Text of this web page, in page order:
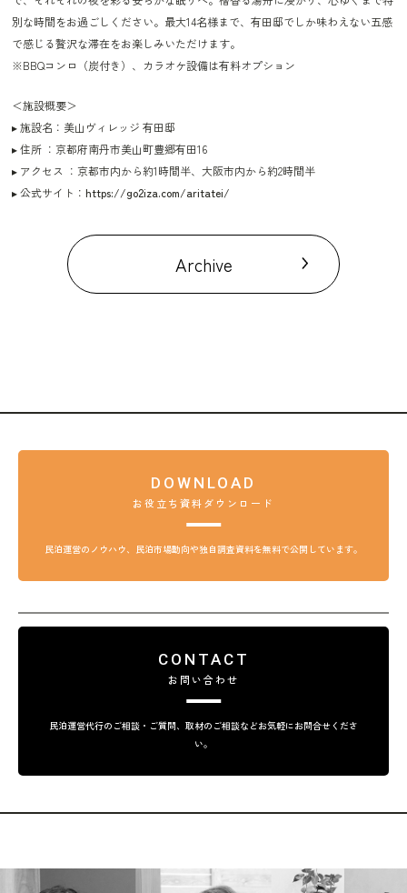
別な時間をお過ごしください。最大14名様まで、有田邸でしか味わえない五感
で感じる贅沢な滞在をお楽しみいただけます。
※BBQコンロ（炭付き）、カラオケ設備は有料オプション
＜施設概要＞
▸ 施設名：美山ヴィレッジ 有田邸
▸ 住所 ：京都府南丹市美山町豊郷有田16
▸ アクセス ：京都市内から約1時間半、大阪市内から約2時間半
▸ 公式サイト：https://go2iza.com/aritatei/
Archive
DOWNLOAD
お役立ち資料ダウンロード
民泊運営のノウハウ、民泊市場動向や独自調査資料を無料で公開しています。
CONTACT
お問い合わせ
民泊運営代行のご相談・ご質問、取材のご相談などお気軽にお問合せくださ
い。